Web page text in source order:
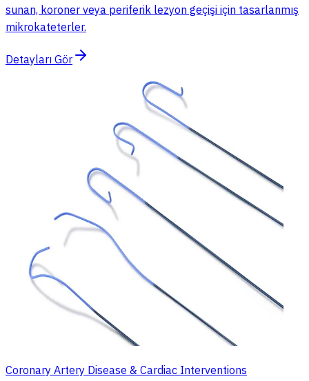
sunan, koroner veya periferik lezyon geçişi için tasarlanmış
mikrokateterler.
Detayları Gör
Coronary Artery Disease & Cardiac Interventions